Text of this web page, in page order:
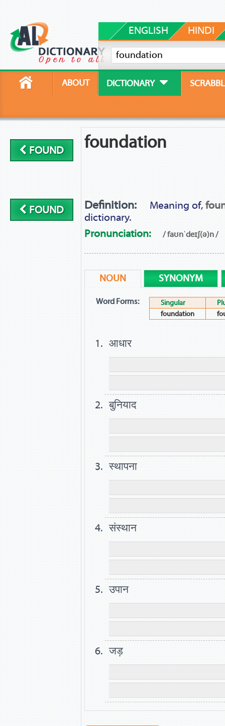
ENGLISH HINDI
ABOUT DICTIONARY
FOUND
FOUND
foundation
Definition: Meaning of,
dictionary.
Pronunciation:
/ faʊnˈdeɪʃ(ə)n /
NOUN SYNONYM
Word Forms: Singular
foundation
आधार
बुनियाद
स्थापना
संस्थान
उपान
जड़